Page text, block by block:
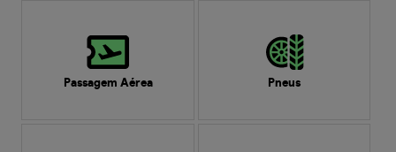
Passagem Aérea Pneus